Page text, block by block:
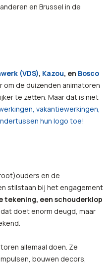
en Brussel in de
(VDS), Kazou, en Bosco
om de duizenden animatoren
te zetten. Maar dat is niet
vakantiewerkingen,
hun logo toe!
en de
stilstaan bij het engagement
tekening, een schouderklop
dat doet enorm deugd, maar
allemaal doen. Ze
bouwen decors,